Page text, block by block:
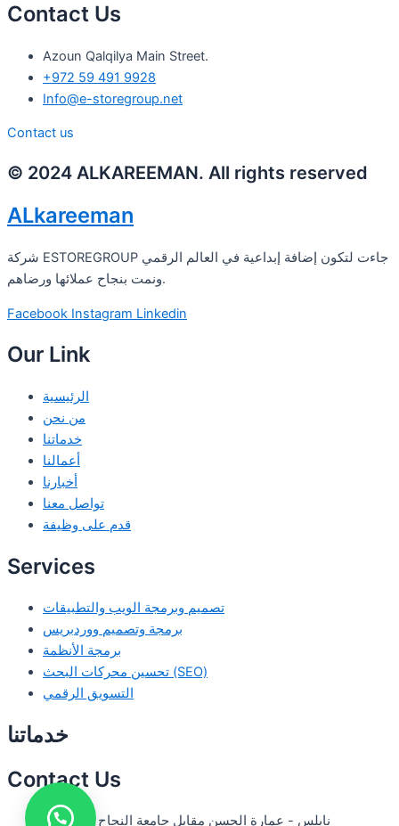
Contact Us
Azoun Qalqilya Main Street.
+972 59 491 9928
Info@e-storegroup.net
Contact us
© 2024 ALKAREEMAN. All rights reserved
ALkareeman
شركة ESTOREGROUP جاءت لتكون إضافة إبداعية في العالم الرقمي
ونمت بنجاح عملائها ورضاهم.
Facebook Instagram Linkedin
Our Link
الرئيسية
من نحن
خدماتنا
أعمالنا
أخبارنا
تواصل معنا
قدم على وظيفة
Services
تصميم وبرمجة الويب والتطبيقات
برمجة وتصميم ووردبريس
برمجة الأنظمة
تحسين محركات البحث (SEO)
التسويق الرقمي
خدماتنا
Contact Us
نابلس - عمارة الحسن مقابل جامعة النجاح الاكاديمية